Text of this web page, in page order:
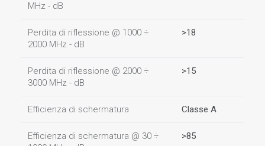
MHz - dB
Perdita di riflessione @ 1000 ÷
2000 MHz - dB
>18
Perdita di riflessione @ 2000 ÷
3000 MHz - dB
>15
Efficienza di schermatura Classe A
Efficienza di schermatura @ 30 ÷
>85